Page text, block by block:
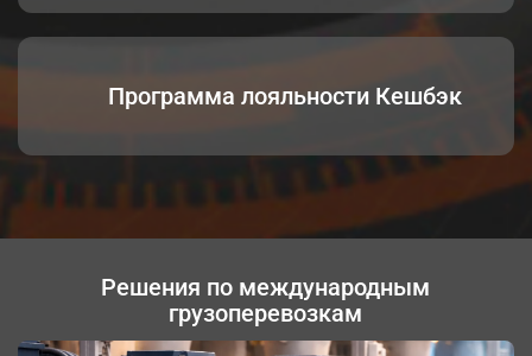
Программа лояльности Кешбэк
Решения по международным
грузоперевозкам